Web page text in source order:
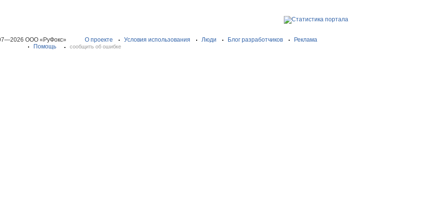
ООО «РуФокс» О проекте Условия использования Люди Блог разработчиков
Реклама
Помощь
сообщить об ошибке